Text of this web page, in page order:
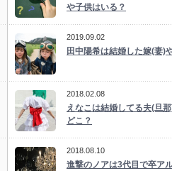
や子供はいる？
2019.09.02
田中陽希は結婚した嫁(妻)
2018.02.08
えなこは結婚してる夫(旦
どこ？
2018.08.10
進撃のノアは3代目で卒ア